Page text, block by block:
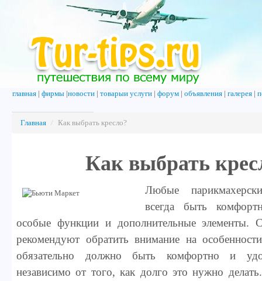
главная фирмы новости товарыи услуги форум объявления галерея
Главная / Как выбрать кресло?
Как выбрать
Любые
всегда быть
особые функции и дополнительные элементы.
рекомендуют обратить внимание на
обязательно должно быть комфортно и
независимо от того, как долго это нужно